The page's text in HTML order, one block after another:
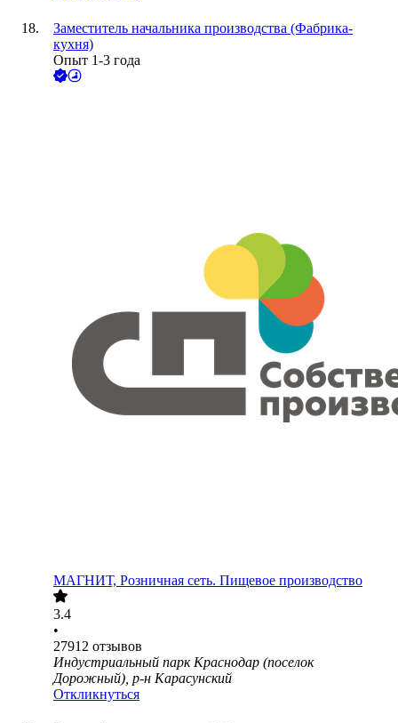
Заместитель начальника производства (Фабрика-
кухня)
Опыт 1-3 года
МАГНИТ, Розничная сеть. Пищевое производство
3.4
•
27912 отзывов
Индустриальный парк Краснодар (поселок
Дорожный), р-н Карасунский
Откликнуться